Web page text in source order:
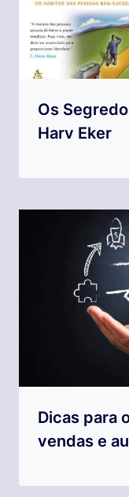
Os
Harv Eker
Dicas para
vendas e